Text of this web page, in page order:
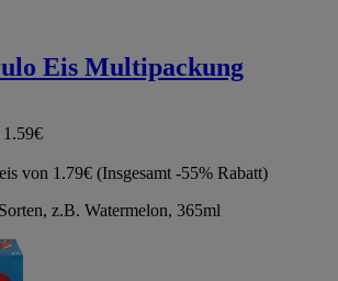
Eis Multipackung
von 1.79€ (Insgesamt -55% Rabatt)
z.B. Watermelon, 365ml